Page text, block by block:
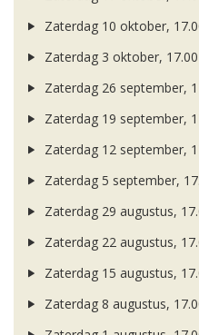
Zaterdag 10 oktober,
Zaterdag 3 oktober,
Zaterdag 26 september,
Zaterdag 19 september,
Zaterdag 12 september,
Zaterdag 5 september,
Zaterdag 29 augustus,
Zaterdag 22 augustus,
Zaterdag 15 augustus,
Zaterdag 8 augustus,